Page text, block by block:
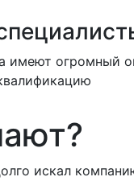
имеют огромный
искал